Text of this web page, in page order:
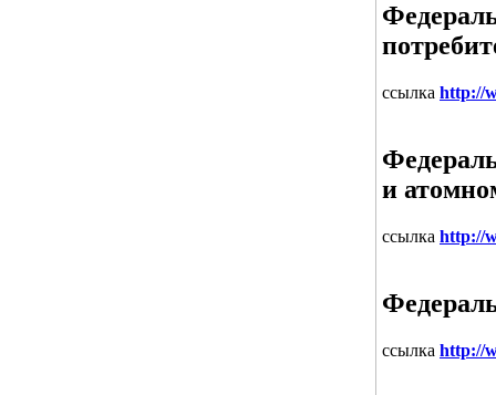
ссылка http://
и
ссылка http://
ссылка http://